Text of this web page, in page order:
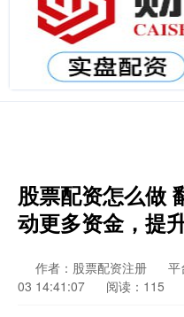
股票配资怎么做
动更多资金，提
作者：股票配资注册 平
03 14:41:07
阅读：115